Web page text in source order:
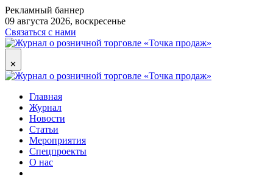
Рекламный баннер
09 августа 2026, воскресенье
Связаться с нами
✕
Главная
Журнал
Новости
Статьи
Мероприятия
Спецпроекты
О нас